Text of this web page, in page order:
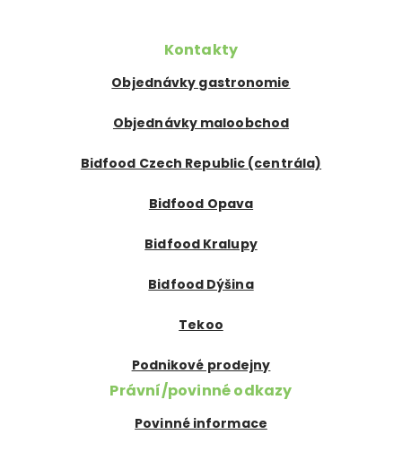
Kontakty
Objednávky gastronomie
Objednávky maloobchod
Bidfood Czech Republic (centrála)
Bidfood Opava
Bidfood Kralupy
Bidfood Dýšina
Tekoo
Podnikové prodejny
Právní/povinné odkazy
Povinné informace